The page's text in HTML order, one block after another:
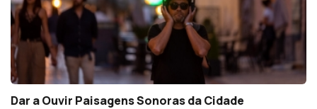
Dar a Ouvir Paisagens Sonoras da Cidade